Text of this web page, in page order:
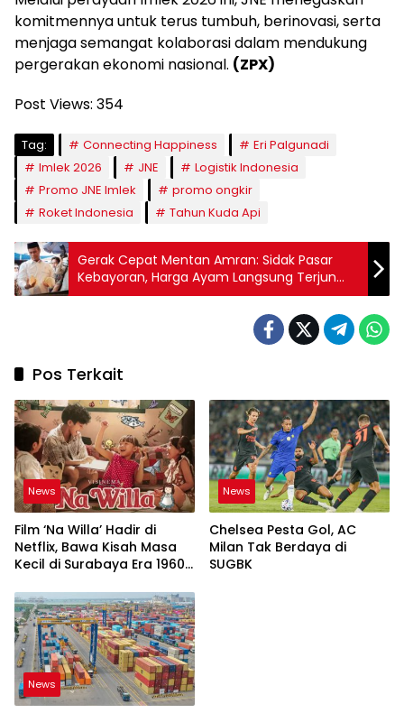
komitmennya untuk terus tumbuh, berinovasi, serta
menjaga semangat kolaborasi dalam mendukung
pergerakan ekonomi nasional. (ZPX)
Post Views: 354
Tag: Connecting Happiness
Eri Palgunadi
Imlek 2026
JNE
Logistik Indonesia
Promo JNE Imlek
promo ongkir
Roket Indonesia
Tahun Kuda Api
Gerak Cepat Mentan Amran: Sidak Pasar
Kebayoran, Harga Ayam Langsung Terjun
Rp15 Ribu
Pos Terkait
News
Film ‘Na Willa’ Hadir di
Netflix, Bawa Kisah Masa
Kecil di Surabaya Era 1960-
News
Chelsea Pesta Gol, AC
Milan Tak Berdaya di
SUGBK
News